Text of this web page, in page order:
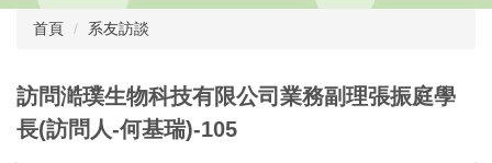
首頁 系友訪談
訪問澔璞生物科技有限公司業務副理張振庭學
長(訪問人-何基瑞)-105